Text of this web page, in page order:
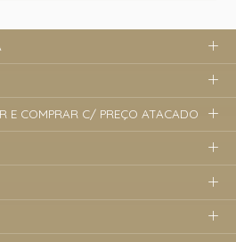
E COMPRAR C/ PREÇO ATACADO